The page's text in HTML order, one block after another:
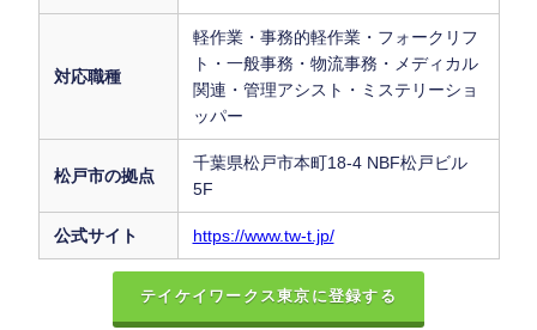
対応職種
軽作業・事務的軽作業・フォークリフ
ト・一般事務・物流事務・メディカル
関連・管理アシスト・ミステリーショ
ッパー
松戸市の拠点
千葉県松戸市本町18-4 NBF松戸ビル
5F
公式サイト https://www.tw-t.jp/
テイケイワークス東京に登録する